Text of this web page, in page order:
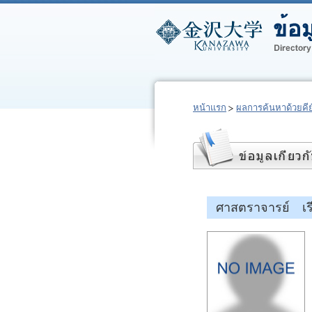
หน้าแรก ผลการค้นหาด้วยคี
ศาสตราจารย์ เ